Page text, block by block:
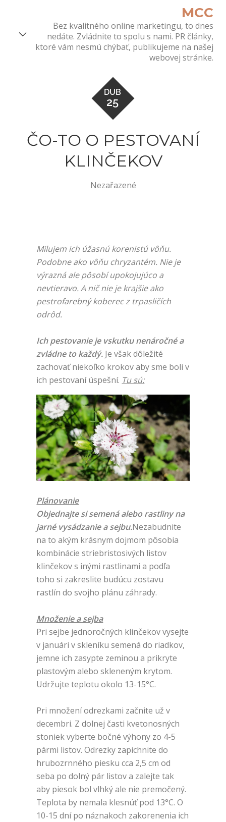
content
MCC
Bez kvalitného online marketingu, to dnes
nedáte. Zvládnite to spolu s nami. PR články,
ktoré vám nesmú chýbať, publikujeme na našej
webovej stránke.
DUB
25
ČO-TO O PESTOVANÍ
KLINČEKOV
Nezařazené
Milujem ich úžasnú korenistú vôňu.
Podobne ako vôňu chryzantém. Nie je
výrazná ale pôsobí upokojujúco a
nevtieravo. A nič nie je krajšie ako
pestrofarebný koberec z trpasličích
odrôd.
Ich pestovanie je vskutku nenáročné a
zvládne to každý. Je však dôležité
zachovať niekoľko krokov aby sme boli v
ich pestovaní úspešní. Tu sú:
Plánovanie
Objednajte si semená alebo rastliny na
jarné vysádzanie a sejbu.Nezabudnite
na to akým krásnym dojmom pôsobia
kombinácie striebristosivých listov
klinčekov s inými rastlinami a podľa
toho si zakreslite budúcu zostavu
rastlín do svojho plánu záhrady.
Množenie a sejba
Pri sejbe jednoročných klinčekov vysejte
v januári v skleníku semená do riadkov,
jemne ich zasypte zeminou a prikryte
plastovým alebo skleneným krytom.
Udržujte teplotu okolo 13-15°C.
Pri množení odrezkami začnite už v
decembri. Z dolnej časti kvetonosných
stoniek vyberte bočné výhony zo 4-5
pármi listov. Odrezky zapichnite do
hrubozrnného piesku cca 2,5 cm od
seba po dolný pár listov a zalejte tak
aby piesok bol vlhký ale nie premočený.
Teplota by nemala klesnúť pod 13°C. O
10-15 dní po náznakoch zakorenenia ich